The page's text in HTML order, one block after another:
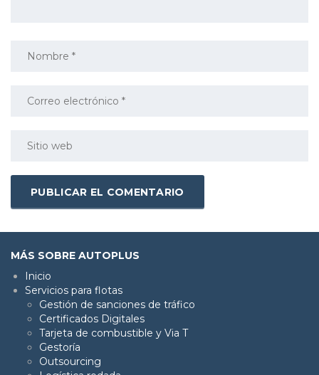
MÁS SOBRE AUTOPLUS
Inicio
Servicios para flotas
Gestión de sanciones de tráfico
Certificados Digitales
Tarjeta de combustible y Via T
Gestoría
Outsourcing